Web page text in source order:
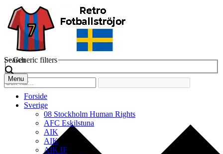
Search
Generic filters
Menu
Forside
Sverige
08 Stockholm Human Rights
AFC Eskilstuna
AIK
AIK
AIK IF